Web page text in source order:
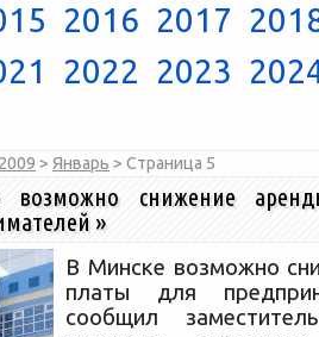
2016 2017
2022 2023
2009 > Январь > Страница 5
возможно снижение
»
В Минске возможно
платы для
сообщил